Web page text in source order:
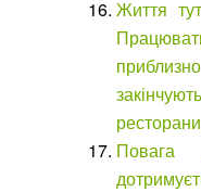
Життя
Повага